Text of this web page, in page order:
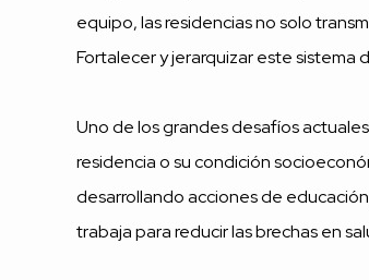
equipo, las residencias no solo
Fortalecer y jerarquizar este sistema
Uno de los grandes desafíos
residencia o su condición
desarrollando acciones de
trabaja para reducir las brechas en